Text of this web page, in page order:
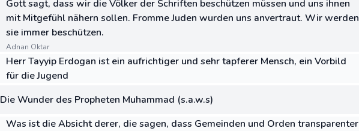
Gott sagt, dass wir die Völker der Schriften beschützen müssen und uns ihnen
mit Mitgefühl nähern sollen. Fromme Juden wurden uns anvertraut. Wir werden
sie immer beschützen.
Adnan Oktar
Herr Tayyip Erdogan ist ein aufrichtiger und sehr tapferer Mensch, ein Vorbild
für die Jugend
Die Wunder des Propheten Muhammad (s.a.w.s)
Was ist die Absicht derer, die sagen, dass Gemeinden und Orden transparenter